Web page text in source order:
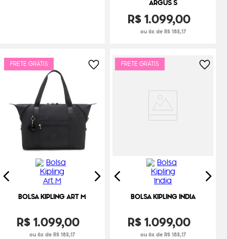
ARGUS S
R$1.099,00
ou 6x de R$ 183,17
FRETE GRÁTIS
BOLSA KIPLING ART M
R$1.099,00
ou 6x de R$ 183,17
FRETE GRÁTIS
BOLSA KIPLING INDIA
R$1.099,00
ou 6x de R$ 183,17